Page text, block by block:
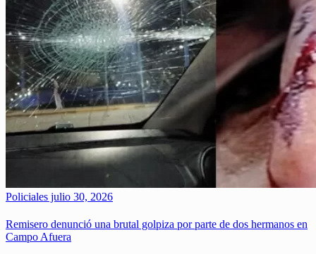
Policiales julio 30, 2026
Remisero denunció una brutal golpiza por parte de dos hermanos en
Campo Afuera